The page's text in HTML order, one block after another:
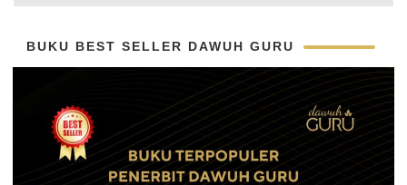
BUKU BEST SELLER DAWUH GURU